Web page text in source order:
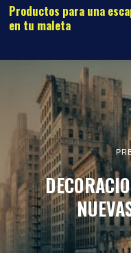
Productos para una
en tu maleta